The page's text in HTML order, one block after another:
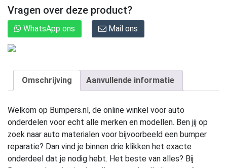
Vragen over deze product?
WhatsApp ons Mail ons
Omschrijving Aanvullende informatie
Welkom op Bumpers.nl, de online winkel voor auto
onderdelen voor echt alle merken en modellen. Ben jij op
zoek naar auto materialen voor bijvoorbeeld een bumper
reparatie? Dan vind je binnen drie klikken het exacte
onderdeel dat je nodig hebt. Het beste van alles? Bij